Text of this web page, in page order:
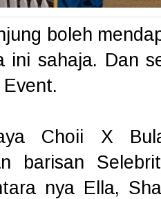
boleh
ini sahaja. Dan
Choii X
barisan
nya Ella,